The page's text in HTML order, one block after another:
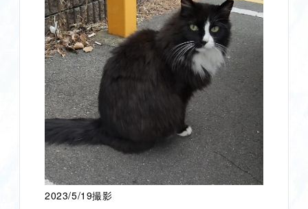
2023/5/19撮影